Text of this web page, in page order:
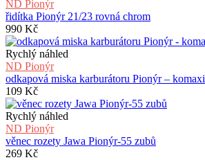
ND Pionýr
řidítka Pionýr 21/23 rovná chrom
990 Kč
Rychlý náhled
ND Pionýr
odkapová miska karburátoru Pionýr –
109 Kč
Rychlý náhled
ND Pionýr
věnec rozety Jawa Pionýr-55 zubů
269 Kč